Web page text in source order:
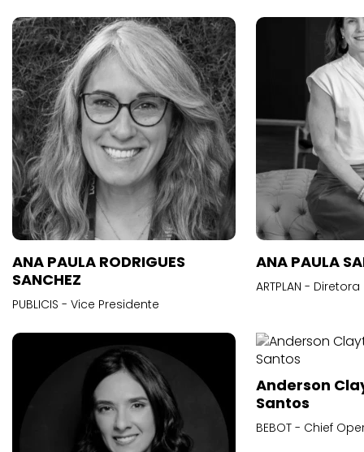
ANA PAULA RODRIGUES
SANCHEZ
PUBLICIS - Vice Presidente
ANA PAULA
ARTPLAN -
Anderson
Santos
BEBOT - Chief